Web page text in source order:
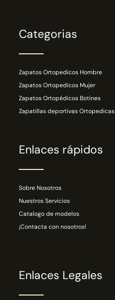
Categorias
Zapatos Ortopedicos Hombre
Zapatos Ortopedicos Mujer
Zapatos Ortopédicos Botines
Zapatillas deportivas Ortopedicas
Enlaces rápidos
Sobre Nosotros
Nuestros Servicios
Catalogo de modelos
¡Contacta con nosotros!
Enlaces Legales